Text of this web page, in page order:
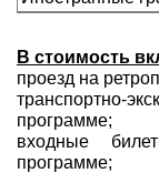
В стоимость
проезд на
транспортно-
программе;
входные
программе;